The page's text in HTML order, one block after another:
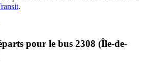
.
pour le bus 2308 (Île-de-